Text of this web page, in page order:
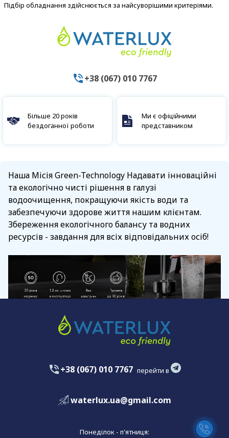
Підбір обладнання здійснюється за найсуворішими критеріями.
+38 (067) 010 7767
Більше 20 років
бездоганної роботи
Ми є офіційними
представником
Наша Місія Green-Technology Надавати інноваційні
та екологічно чисті рішення в галузі
водоочищення, покращуючи якість води та
забезпечуючи здорове життя нашим клієнтам.
Збереження екологічного балансу та водних
ресурсів - завдання для всіх відповідальних осіб!
+38 (067) 010 7767 перейти в
waterlux.ua@gmail.com
Понеділок - п'ятниця: